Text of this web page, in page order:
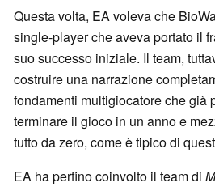
Questa volta, EA voleva che
single-player che aveva portato il
suo successo iniziale. Il team,
costruire una narrazione
fondamenti multigiocatore che già
terminare il gioco in un anno e
tutto da zero, come è tipico di
EA ha perfino coinvolto il team di